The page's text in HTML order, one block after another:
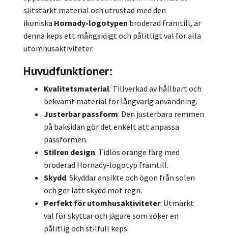
slitstarkt material och utrustad med den
ikoniska Hornady-logotypen broderad framtill, är
denna keps ett mångsidigt och pålitligt val för alla
utomhusaktiviteter.
Huvudfunktioner:
Kvalitetsmaterial: Tillverkad av hållbart och
bekvämt material för långvarig användning.
Justerbar passform: Den justerbara remmen
på baksidan gör det enkelt att anpassa
passformen.
Stilren design: Tidlös orange färg med
broderad Hornady-logotyp framtill.
Skydd: Skyddar ansikte och ögon från solen
och ger lätt skydd mot regn.
Perfekt för utomhusaktiviteter: Utmärkt
val för skyttar och jägare som söker en
pålitlig och stilfull keps.